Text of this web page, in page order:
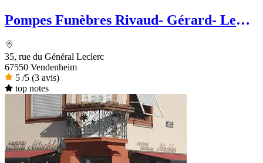
Pompes Funèbres Rivaud- Gérard- Le
35, rue du Général Leclerc
67550 Vendenheim
5 /5 (3 avis)
top notes